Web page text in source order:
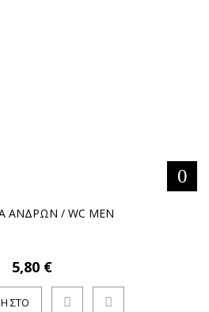
ΑΝΔΡΩΝ / WC MEN
5,80 €
ΣΤΟ